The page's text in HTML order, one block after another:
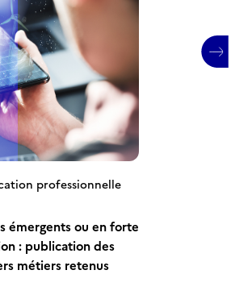
professionnelle
émergents ou en forte
: publication des
métiers retenus
ou en
des
France